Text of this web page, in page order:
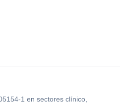
1 en sectores clínico,